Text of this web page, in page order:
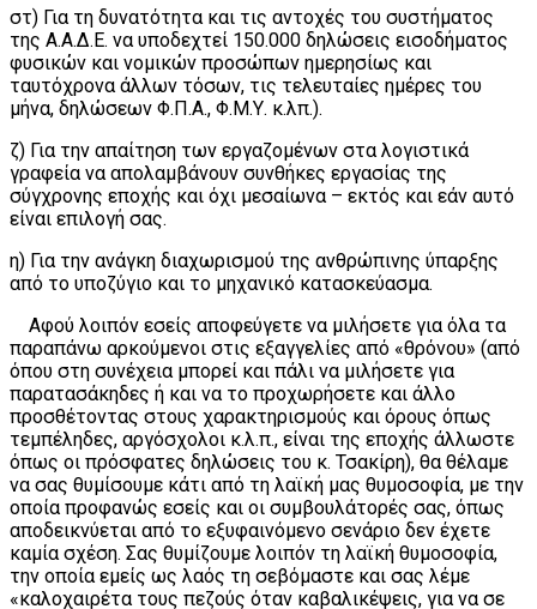
στ) Για τη δυνατότητα και τις αντοχές του συστήματος
της Α.Α.Δ.Ε. να υποδεχτεί 150.000 δηλώσεις εισοδήματος
φυσικών και νομικών προσώπων ημερησίως και
ταυτόχρονα άλλων τόσων, τις τελευταίες ημέρες του
μήνα, δηλώσεων Φ.Π.Α., Φ.Μ.Υ. κ.λπ.).
ζ) Για την απαίτηση των εργαζομένων στα λογιστικά
γραφεία να απολαμβάνουν συνθήκες εργασίας της
σύγχρονης εποχής και όχι μεσαίωνα – εκτός και εάν αυτό
είναι επιλογή σας.
η) Για την ανάγκη διαχωρισμού της ανθρώπινης ύπαρξης
από το υποζύγιο και το μηχανικό κατασκεύασμα.
Αφού λοιπόν εσείς αποφεύγετε να μιλήσετε για όλα τα
παραπάνω αρκούμενοι στις εξαγγελίες από «θρόνου» (από
όπου στη συνέχεια μπορεί και πάλι να μιλήσετε για
παρατασάκηδες ή και να το προχωρήσετε και άλλο
προσθέτοντας στους χαρακτηρισμούς και όρους όπως
τεμπέληδες, αργόσχολοι κ.λ.π., είναι της εποχής άλλωστε
όπως οι πρόσφατες δηλώσεις του κ. Τσακίρη), θα θέλαμε
να σας θυμίσουμε κάτι από τη λαϊκή μας θυμοσοφία, με την
οποία προφανώς εσείς και οι συμβουλάτορές σας, όπως
αποδεικνύεται από το εξυφαινόμενο σενάριο δεν έχετε
καμία σχέση. Σας θυμίζουμε λοιπόν τη λαϊκή θυμοσοφία,
την οποία εμείς ως λαός τη σεβόμαστε και σας λέμε
«καλοχαιρέτα τους πεζούς όταν καβαλικέψεις, για να σε